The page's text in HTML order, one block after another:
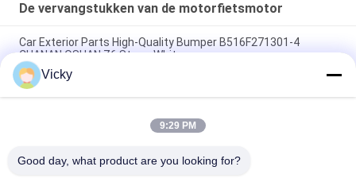
De vervangstukken van de motorfietsmotor
Car Exterior Parts High-Quality Bumper B516F271301-4
CHANAN OSHAN​ Z6 Starry White
Startmotor Honda EX5 Motorfiets motor onderdelen
goedkoop groothandel met hoge prestaties
Motorfietsversteker voor CPR8EAIX-9 China Leveranciers
Vicky
9:29 PM
Good day, what product are you looking for?